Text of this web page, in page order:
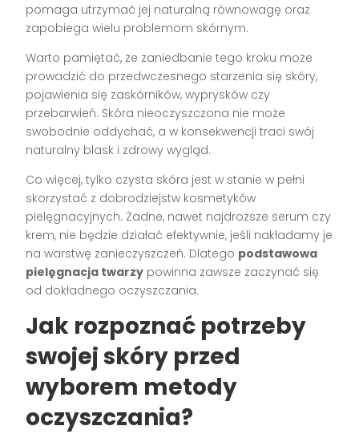
pomaga utrzymać jej naturalną równowagę oraz
zapobiega wielu problemom skórnym.
Warto pamiętać, że zaniedbanie tego kroku może
prowadzić do przedwczesnego starzenia się skóry,
pojawienia się zaskórników, wyprysków czy
przebarwień. Skóra nieoczyszczona nie może
swobodnie oddychać, a w konsekwencji traci swój
naturalny blask i zdrowy wygląd.
Co więcej, tylko czysta skóra jest w stanie w pełni
skorzystać z dobrodziejstw kosmetyków
pielęgnacyjnych. Żadne, nawet najdroższe serum czy
krem, nie będzie działać efektywnie, jeśli nakładamy je
na warstwę zanieczyszczeń. Dlatego podstawowa
pielęgnacja twarzy powinna zawsze zaczynać się
od dokładnego oczyszczania.
Jak rozpoznać potrzeby
swojej skóry przed
wyborem metody
oczyszczania?